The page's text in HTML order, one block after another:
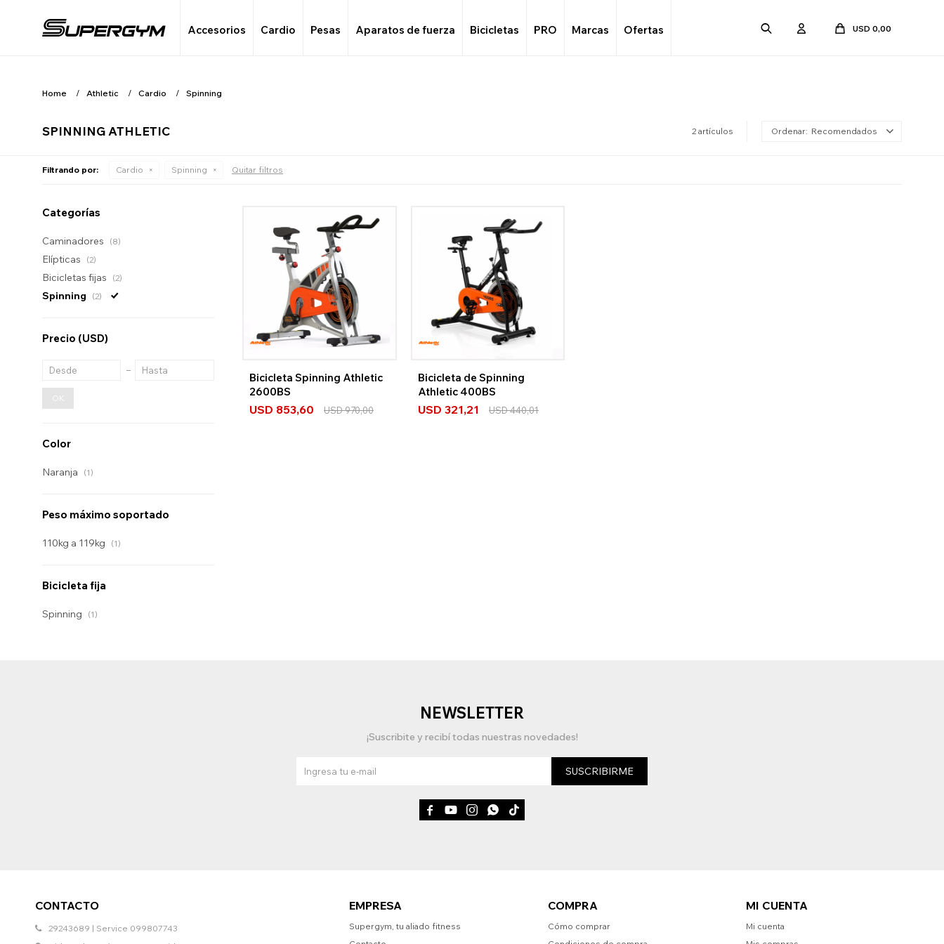
Accesorios Cardio Pesas Aparatos de fuerza Bicicletas PRO Marcas Ofertas USD 0,00
Home Athletic Cardio Spinning
SPINNING ATHLETIC 2 artículos Recomendados
Filtrando por: Cardio Spinning Quitar filtros
Bicicleta Spinning Athletic
2600BS
USD 853,60 USD970,00
Bicicleta de Spinning
Athletic 400BS
USD 321,21 USD440,01
Categorías
Caminadores (8)
Elípticas (2)
Bicicletas fijas (2)
Spinning (2)
Precio (USD)
OK
Color
Naranja (1)
Peso máximo soportado
110kg a 119kg (1)
Bicicleta fija
Spinning (1)
CONTACTO
29243689 | Service 099807743
EMPRESA
Supergym, tu aliado fitness
COMPRA
Cómo comprar
MI CUENTA
Mi cuenta
NEWSLETTER
¡Suscribite y recibí todas nuestras novedades!
SUSCRIBIRME
    